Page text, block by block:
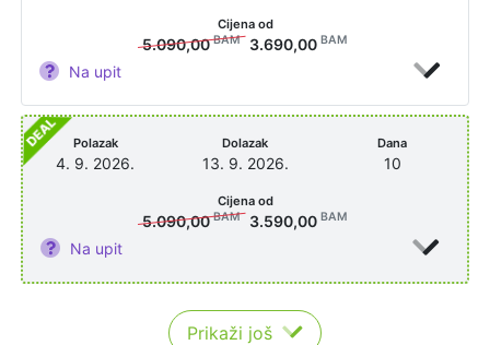
Na upit
Cijena od
5.090,00BAM 3.690,00 BAM
Polazak
4. 9. 2026.
Dolazak
13. 9. 2026.
Dana
10
Na upit
Cijena od
5.090,00BAM 3.590,00 BAM
Prikaži još